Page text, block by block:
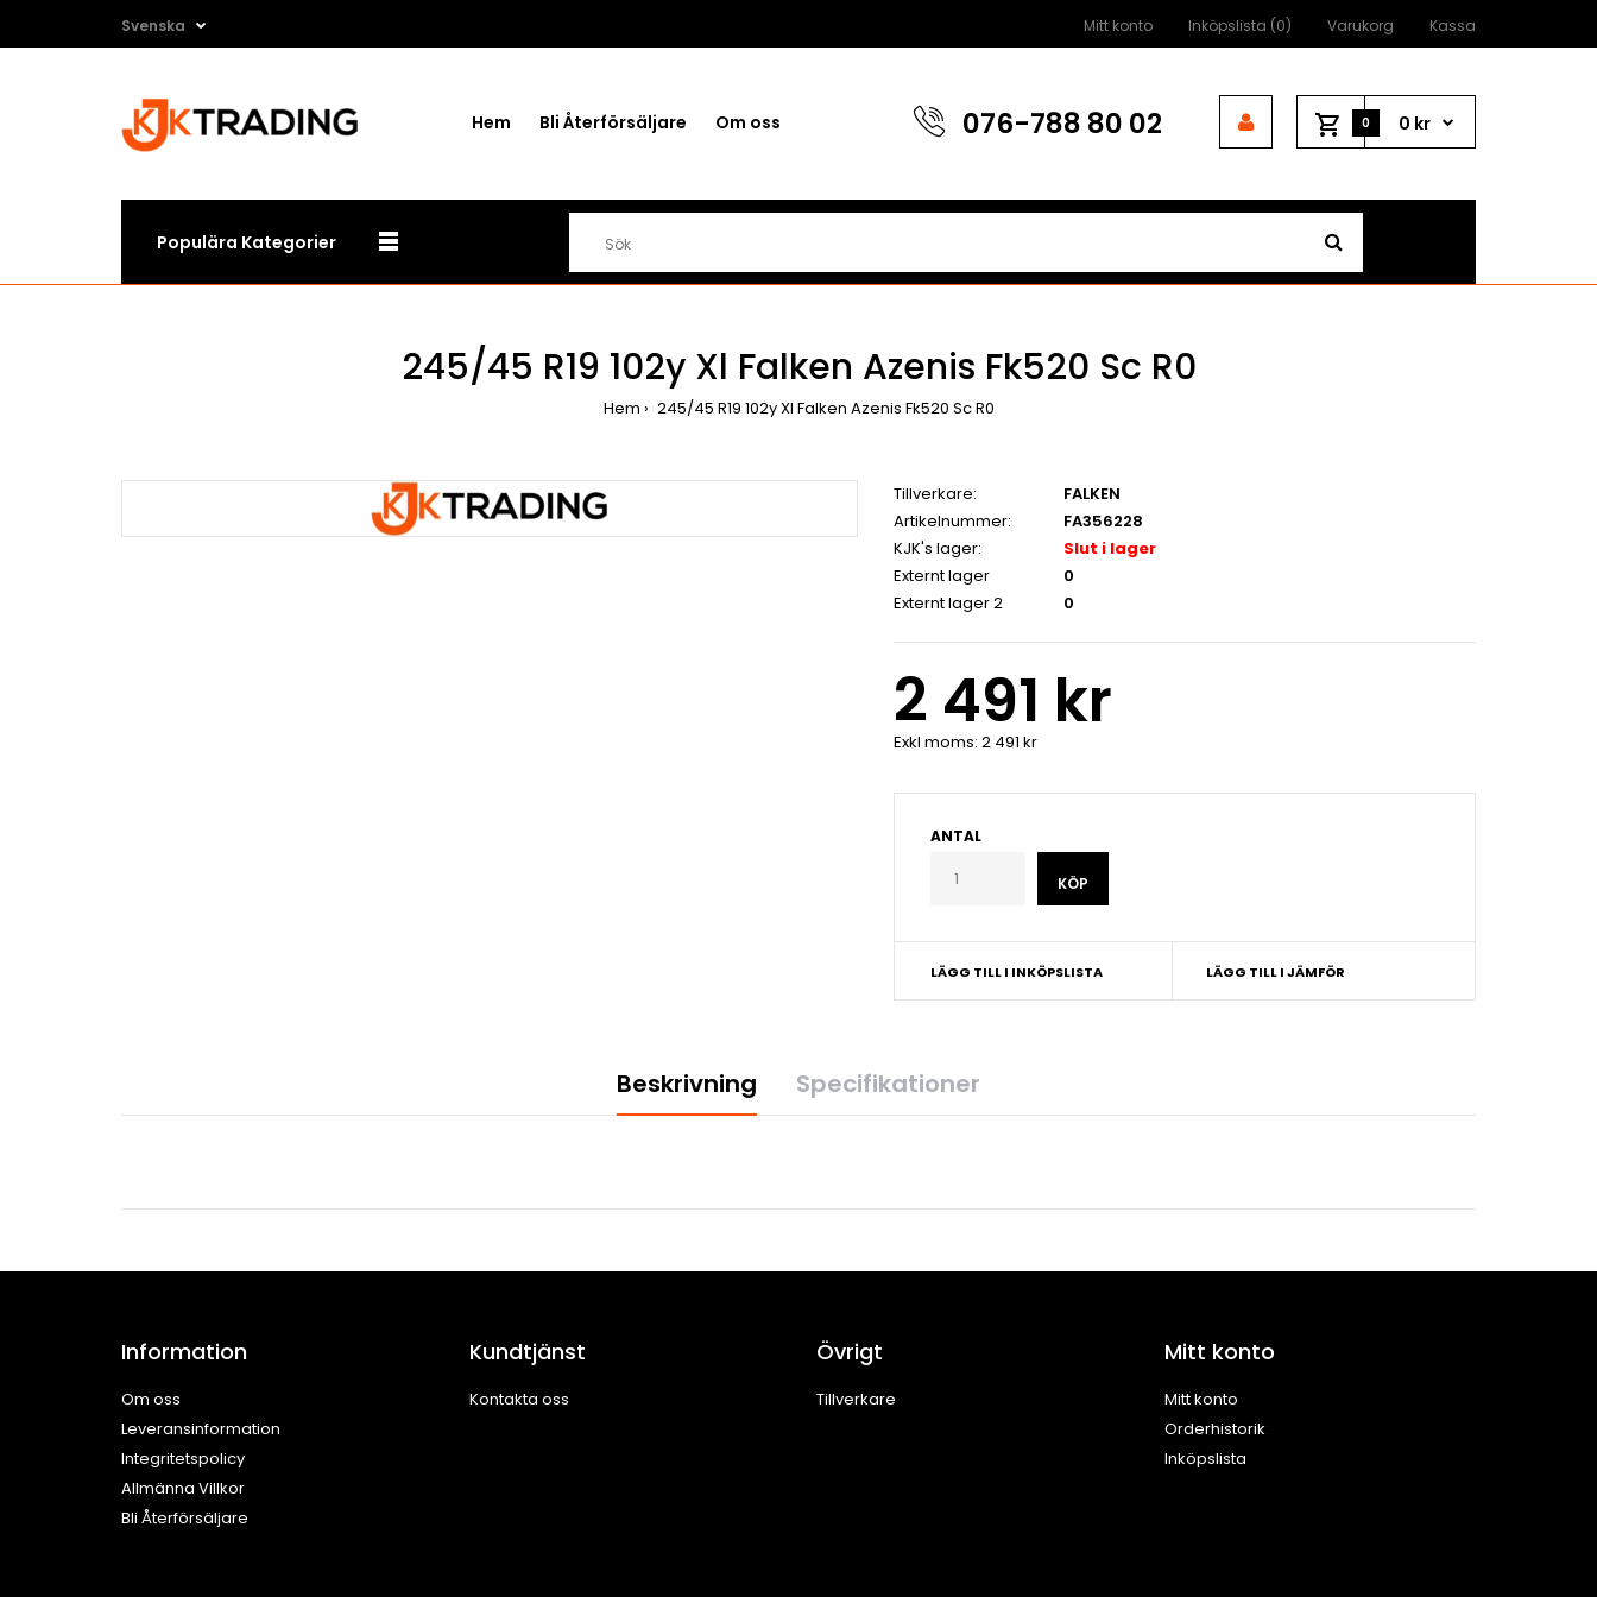
Mitt konto Inköpslista (0) Varukorg Kassa
Svenska
Hem Bli Återförsäljare Om oss 076-788 80 02 0 0 kr
Populära Kategorier
245/45 R19 102y Xl Falken Azenis Fk520 Sc R0
Hem 245/45 R19 102y Xl Falken Azenis Fk520 Sc R0
Tillverkare:
FALKEN
Artikelnummer:
FA356228
KJK's lager:
Slut i lager
Externt lager
0
Externt lager 2
0
2 491 kr
Exkl moms: 2 491 kr
ANTAL
LÄGG TILL I INKÖPSLISTA LÄGG TILL I JÄMFÖR
Beskrivning Specifikationer
Information
Om oss
Leveransinformation
Integritetspolicy
Allmänna Villkor
Bli Återförsäljare
Kundtjänst
Kontakta oss
Övrigt
Tillverkare
Mitt konto
Mitt konto
Orderhistorik
Inköpslista